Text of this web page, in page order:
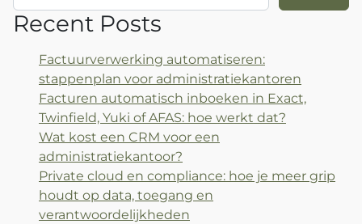
Recent Posts
Factuurverwerking automatiseren:
stappenplan voor administratiekantoren
Facturen automatisch inboeken in Exact,
Twinfield, Yuki of AFAS: hoe werkt dat?
Wat kost een CRM voor een
administratiekantoor?
Private cloud en compliance: hoe je meer grip
houdt op data, toegang en
verantwoordelijkheden